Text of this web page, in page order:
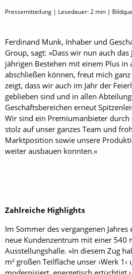
Pressemitteilung | Lesedauer:2 min |
Ferdinand Munk, Inhaber und
Group, sagt: »Dass wir nun auch
jährigen Bestehen mit einem Plus in
abschließen können, freut mich
zeigt, dass wir auch im Jahr der
geblieben sind und in allen
Geschäftsbereichen erneut
Wir sind ein Premiumanbieter
stolz auf unser ganzes Team und
Marktposition sowie unsere
weiter ausbauen konnten.«
Zahlreiche Highlights
Im Sommer des vergangenen
neue Kundenzentrum mit einer 540
Ausstellungshalle. »In diesem Zug
m² großen Teilfläche unser ›Werk